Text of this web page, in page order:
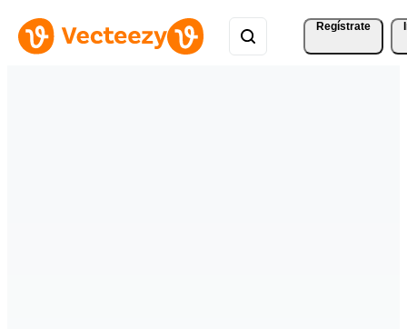
Regístrate